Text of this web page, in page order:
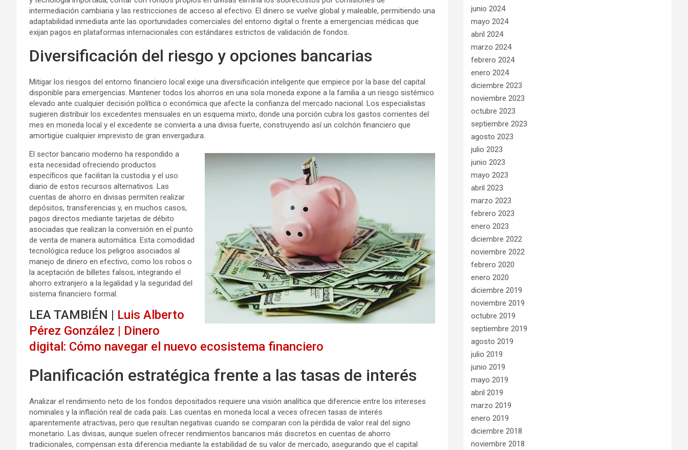
intermediación cambiaria y las restricciones de acceso al efectivo. El dinero se vuelve global y maleable, permitiendo una
adaptabilidad inmediata ante las oportunidades comerciales del entorno digital o frente a emergencias médicas que
exijan pagos en plataformas internacionales con estándares estrictos de validación de fondos.
Diversificación del riesgo y opciones bancarias
Mitigar los riesgos del entorno financiero local exige una diversificación inteligente que empiece por la base del capital
disponible para emergencias. Mantener todos los ahorros en una sola moneda expone a la familia a un riesgo sistémico
elevado ante cualquier decisión política o económica que afecte la confianza del mercado nacional. Los especialistas
sugieren distribuir los excedentes mensuales en un esquema mixto, donde una porción cubra los gastos corrientes del
mes en moneda local y el excedente se convierta a una divisa fuerte, construyendo así un colchón financiero que
amortigüe cualquier imprevisto de gran envergadura.
El sector bancario moderno ha respondido a
esta necesidad ofreciendo productos
específicos que facilitan la custodia y el uso
diario de estos recursos alternativos. Las
cuentas de ahorro en divisas permiten realizar
depósitos, transferencias y, en muchos casos,
pagos directos mediante tarjetas de débito
asociadas que realizan la conversión en el punto
de venta de manera automática. Esta comodidad
tecnológica reduce los peligros asociados al
manejo de dinero en efectivo, como los robos o
la aceptación de billetes falsos, integrando el
ahorro extranjero a la legalidad y la seguridad del
sistema financiero formal.
LEA TAMBIÉN | Luis Alberto
Pérez González | Dinero
digital: Cómo navegar el nuevo ecosistema financiero
Planificación estratégica frente a las tasas de interés
Analizar el rendimiento neto de los fondos depositados requiere una visión analítica que diferencie entre los intereses
nominales y la inflación real de cada país. Las cuentas en moneda local a veces ofrecen tasas de interés
aparentemente atractivas, pero que resultan negativas cuando se comparan con la pérdida de valor real del signo
monetario. Las divisas, aunque suelen ofrecer rendimientos bancarios más discretos en cuentas de ahorro
tradicionales, compensan esta diferencia mediante la estabilidad de su valor de mercado, asegurando que el capital
junio 2024
mayo 2024
abril 2024
marzo 2024
febrero 2024
enero 2024
diciembre 2023
noviembre 2023
octubre 2023
septiembre 2023
agosto 2023
julio 2023
junio 2023
mayo 2023
abril 2023
marzo 2023
febrero 2023
enero 2023
diciembre 2022
noviembre 2022
febrero 2020
enero 2020
diciembre 2019
noviembre 2019
octubre 2019
septiembre 2019
agosto 2019
julio 2019
junio 2019
mayo 2019
abril 2019
marzo 2019
enero 2019
diciembre 2018
noviembre 2018